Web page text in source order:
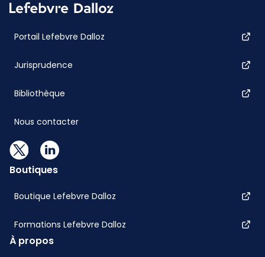
Portail Lefebvre Dalloz
Jurisprudence
Bibliothèque
Nous contacter
Boutiques
Boutique Lefebvre Dalloz
Formations Lefebvre Dalloz
À propos